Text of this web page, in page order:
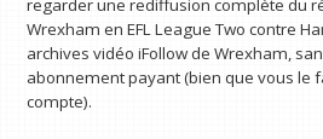
regarder une rediffusion complète du
Wrexham en EFL League Two contre
archives vidéo iFollow de Wrexham,
abonnement payant (bien que vous le
compte).